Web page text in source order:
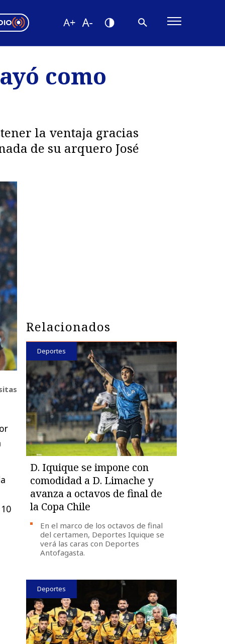
como
la ventaja gracias
de su arquero José
Relacionados
Deportes
D. Iquique se impone con
comodidad a D. Limache y
avanza a octavos de final de
la Copa Chile
En el marco de los octavos de final
del certamen, Deportes Iquique se
verá las caras con Deportes
Antofagasta.
Deportes